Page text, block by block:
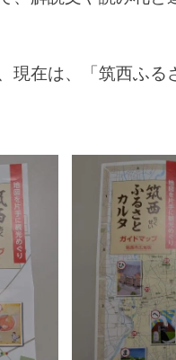
現在は、「筑西ふる